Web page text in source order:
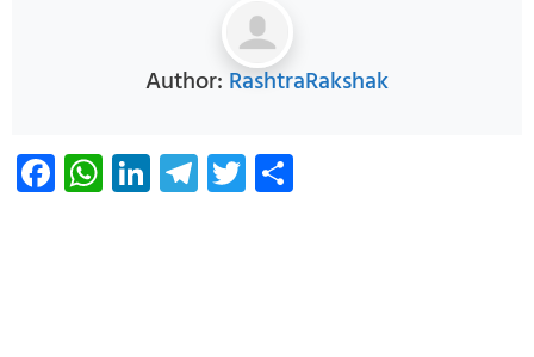
Author: RashtraRakshak
Facebook
WhatsApp
LinkedIn
Telegram
Twitter